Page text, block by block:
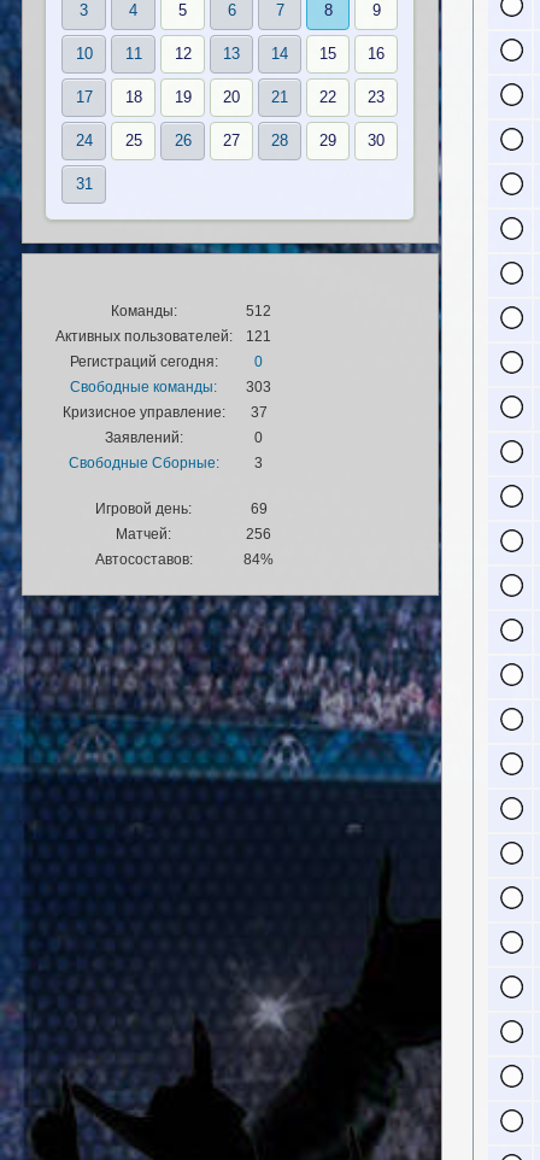
3 4 5 6 7 8 9
10 11 12 13 14 15 16
17 18 19 20 21 22 23
24 25 26 27 28 29 30
31
Команды:
512
Активных пользователей:
121
Регистраций сегодня:
0
Свободные команды:
303
Кризисное управление:
37
Заявлений:
0
Свободные Сборные:
3
Игровой день:
69
Матчей:
256
Автосоставов:
84%